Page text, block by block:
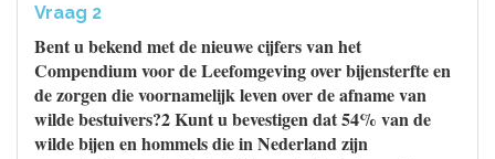
Vraag 2
Bent u bekend met de nieuwe cijfers van het
Compendium voor de Leefomgeving over bijensterfte en
de zorgen die voornamelijk leven over de afname van
wilde bestuivers?2 Kunt u bevestigen dat 54% van de
wilde bijen en hommels die in Nederland zijn